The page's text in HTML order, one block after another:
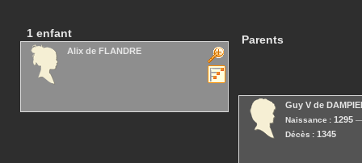
1 enfant
Alix de FLANDRE
Parents
Guy V de
Naissance : 1295
Décès : 1345